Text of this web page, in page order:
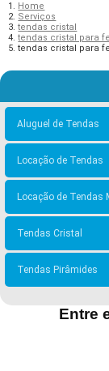
Home
Serviços
tendas cristal
tendas cristal para
tendas cristal para
Aluguel de Tendas
Locação de Tendas
Locação de Tendas
Tendas Cristal
Tendas Pirâmides
Entre